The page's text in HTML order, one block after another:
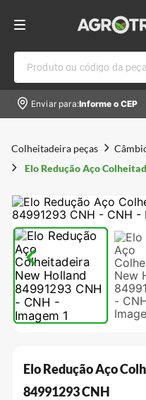
Produto ou código da
Enviar para:Informe o CEP
Colheitadeira peças
Elo Redução Aço
Elo Redução Aço
84991293 CNH